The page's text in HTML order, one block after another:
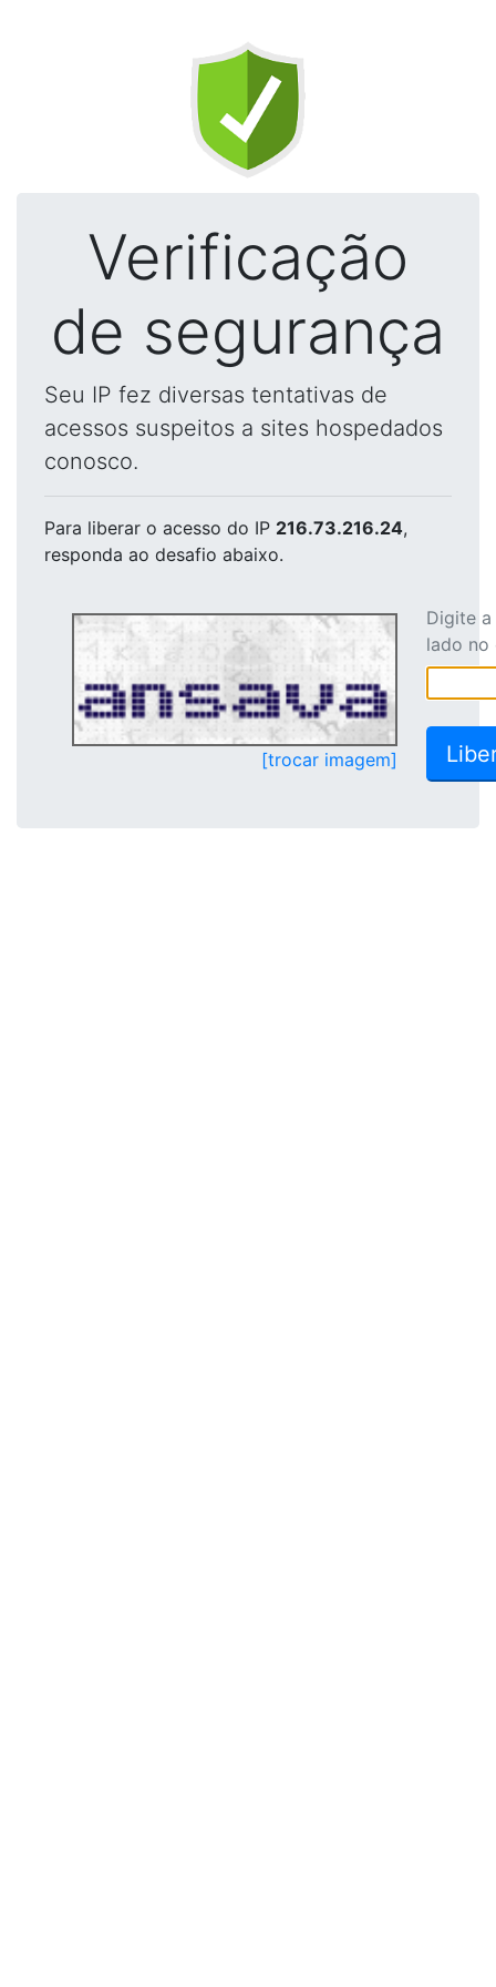
Verificação
de segurança
Seu IP fez diversas tentativas de
acessos suspeitos a sites hospedados
conosco.
Para liberar o acesso do IP 216.73.216.24,
responda ao desafio abaixo.
[trocar imagem]
Digite
lado no